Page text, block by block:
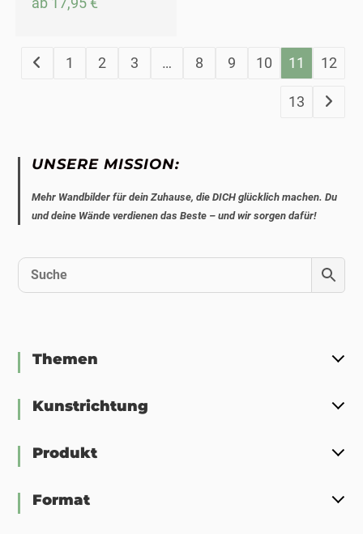
1 2 3 … 8 9 10 11 12
13
UNSERE MISSION:
Mehr Wandbilder für dein Zuhause, die DICH glücklich machen. Du
und deine Wände verdienen das Beste – und wir sorgen dafür!
Themen
Kunstrichtung
Produkt
Format